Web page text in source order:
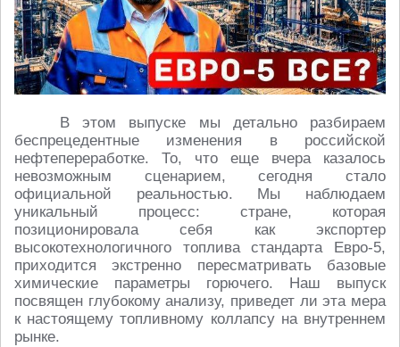
В этом выпуске мы детально разбираем
беспрецедентные изменения в российской
нефтепереработке. То, что еще вчера казалось
невозможным сценарием, сегодня стало
официальной реальностью. Мы наблюдаем
уникальный процесс: стране, которая
позиционировала себя как экспортер
высокотехнологичного топлива стандарта Евро-5,
приходится экстренно пересматривать базовые
химические параметры горючего. Наш выпуск
посвящен глубокому анализу, приведет ли эта мера
к настоящему топливному коллапсу на внутреннем
рынке.